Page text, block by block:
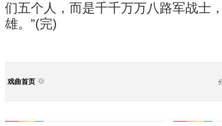
们五个人，而是千千万万八路军战士
雄。”(完)
戏曲首页